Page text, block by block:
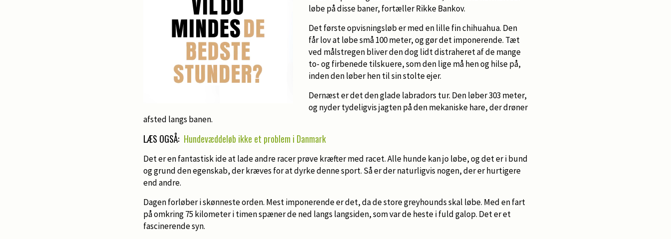
løbe på disse baner, fortæller Rikke Bankov.
Det første opvisningsløb er med en lille fin chihuahua. Den
får lov at løbe små 100 meter, og gør det imponerende. Tæt
ved målstregen bliver den dog lidt distraheret af de mange
to- og firbenede tilskuere, som den lige må hen og hilse på,
inden den løber hen til sin stolte ejer.
Dernæst er det den glade labradors tur. Den løber 303 meter,
og nyder tydeligvis jagten på den mekaniske hare, der drøner
afsted langs banen.
LÆS OGSÅ: Hundevæddeløb ikke et problem i Danmark
Det er en fantastisk ide at lade andre racer prøve kræfter med racet. Alle hunde kan jo løbe, og det er i bund
og grund den egenskab, der kræves for at dyrke denne sport. Så er der naturligvis nogen, der er hurtigere
end andre.
Dagen forløber i skønneste orden. Mest imponerende er det, da de store greyhounds skal løbe. Med en fart
på omkring 75 kilometer i timen spæner de ned langs langsiden, som var de heste i fuld galop. Det er et
fascinerende syn.